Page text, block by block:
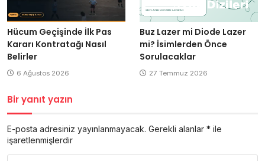
Hücum Geçişinde İlk Pas
Kararı Kontratağı Nasıl
Belirler
6 Ağustos 2026
Buz Lazer mi Diode Lazer
mi? İsimlerden Önce
Sorulacaklar
27 Temmuz 2026
Bir yanıt yazın
E-posta adresiniz yayınlanmayacak. Gerekli alanlar * ile
işaretlenmişlerdir